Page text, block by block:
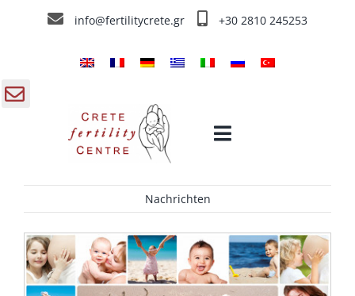
info@fertilitycrete.gr +30 2810 245253
Toggle
Über das Kreta Fruchtbarkeitszentrum
Nachrichten